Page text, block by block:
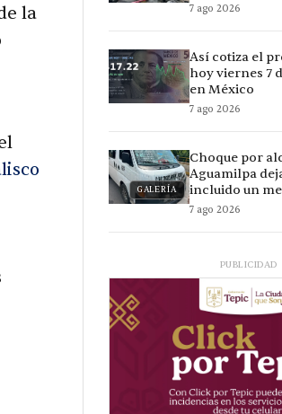
la
7 ago 2026
Así cotiza el
hoy viernes 7
en México
7 ago 2026
GALERÍA
Choque por
Aguamilpa
incluido un
7 ago 2026
PUBLICIDAD